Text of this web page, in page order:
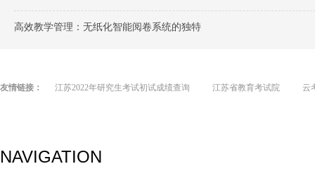
高效教学管理：无纸化智能阅卷系统的独特
友情链接： 江苏2022年研究生考试初试成绩查询 江苏省教育考试院 云
NAVIGATION